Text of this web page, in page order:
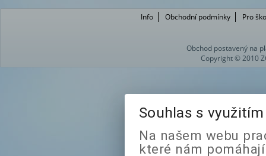
Info Obchodní podmínky Pro
Obchod postavený na
Copyright © 2010
Souhlas s
Na našem webu
které nám